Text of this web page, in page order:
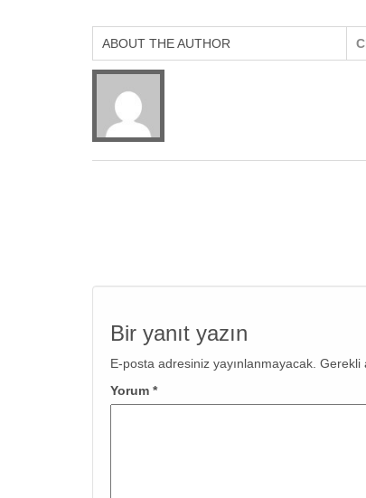
ABOUT THE AUTHOR
Bir yanıt yazın
E-posta adresiniz yayınlanmayacak. Gerekli
Yorum *